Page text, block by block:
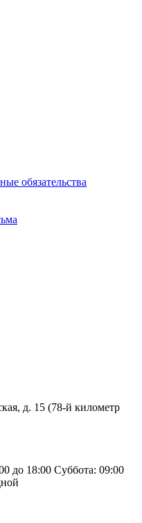
обязательства
д. 15 (78-й километр
до 18:00 Суббота: 09:00